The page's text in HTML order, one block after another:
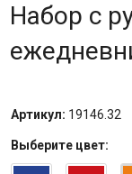
Набор с
Артикул: 19146.32
Выберите цвет: